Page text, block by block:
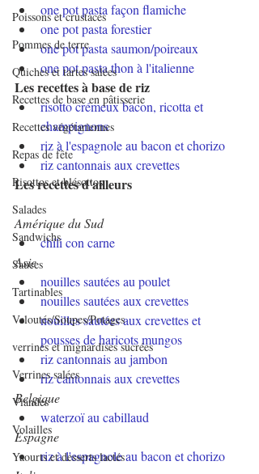
Poissons et crustacés
Pommes de terre
Quiches et tartes salées
Recettes de base en pâtisserie
Recettes végétariennes
Repas de fête
Risottos et blésottos
Salades
Sandwichs
Sauces
Tartinables
Veloutés/Soupes/Potages
verrines et mignardises sucrées
Verrines salées
Viandes
Volailles
Yaourts et desserts lactés
one pot pasta façon flamiche
one pot pasta forestier
one pot pasta saumon/poireaux
one pot pasta thon à l'italienne
Les recettes à base de riz
risotto crémeux bacon, ricotta et
champignons
riz à l'espagnole au bacon et chorizo
riz cantonnais aux crevettes
Les recettes d'ailleurs
Amérique du Sud
chili con carne
Asie
nouilles sautées au poulet
nouilles sautées aux crevettes
nouilles sautées aux crevettes et
pousses de haricots mungos
riz cantonnais au jambon
riz cantonnais aux crevettes
Belgique
waterzoï au cabillaud
Espagne
riz à l'espagnole au bacon et chorizo